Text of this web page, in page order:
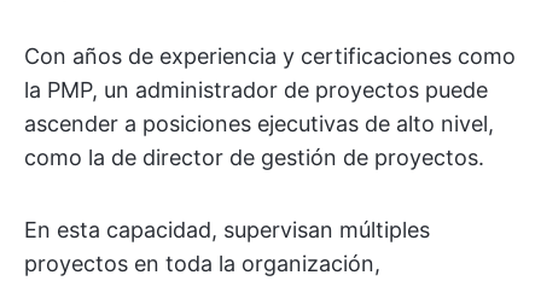
Con años de experiencia y certificaciones como
la PMP, un administrador de proyectos puede
ascender a posiciones ejecutivas de alto nivel,
como la de director de gestión de proyectos.
En esta capacidad, supervisan múltiples
proyectos en toda la organización,